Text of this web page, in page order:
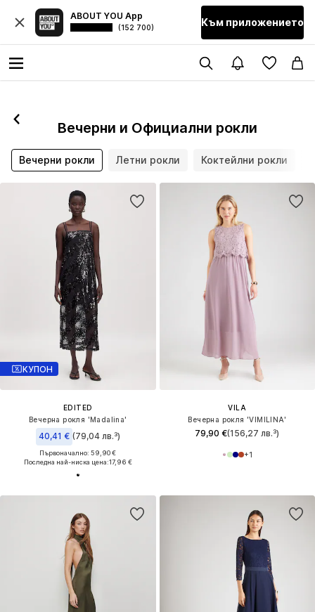
ABOUT YOU App
(152 700) Към приложението
Вечерни и Официални рокли
Вечерни рокли Летни рокли Коктейлни рокли
КУПОН
EDITED
Вечерна рокля 'Madalina'
40,41 € (79,04 лв.³)
Първоначално: 59,90 €
Последна най-ниска цена:17,96 €
VILA
Вечерна рокля 'VIMILINA'
79,90 €(156,27 лв.³)
+1